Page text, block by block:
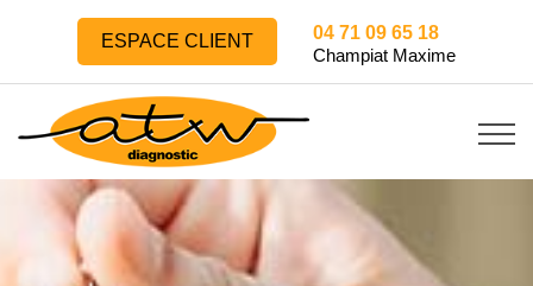
ESPACE CLIENT
04 71 09 65 18
Champiat Maxime